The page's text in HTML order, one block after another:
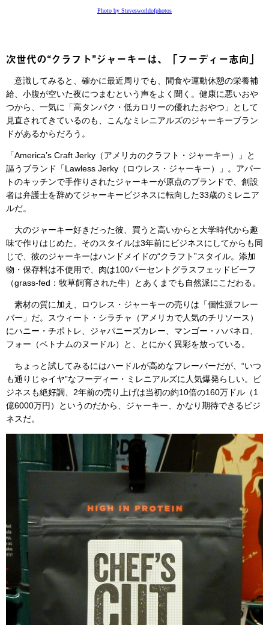
Photo by Stevesworldofphotos
次世代の“クラフト”ジャーキーは、「フーディー志向」
意識してみると、確かに最近周りでも、間食や運動休憩の栄養補
給、小腹が空いた夜につまむという声をよく聞く。健康に悪いおや
つから、一気に「高タンパク・低カロリーの優れたおやつ」として
見直されてきているのも、こんなミレニアルズのジャーキーブラン
ドがあるからだろう。
「America’s Craft Jerky（アメリカのクラフト・ジャーキー）」と
謳うブランド「Lawless Jerky（ロウレス・ジャーキー）」。アパー
トのキッチンで手作りされたジャーキーが原点のブランドで、創設
者は弁護士を辞めてジャーキービジネスに転向した33歳のミレニア
ルだ。
大のジャーキー好きだった彼、買うと高いからと大学時代から趣
味で作りはじめた。そのスタイルは3年前にビジネスにしてからも同
じで、彼のジャーキーはハンドメイドの“クラフト”スタイル。添加
物・保存料は不使用で、肉は100パーセントグラスフェッドビーフ
（grass-fed：牧草飼育された牛）とあくまでも自然派にこだわる。
素材の質に加え、ロウレス・ジャーキーの売りは「個性派フレー
バー」だ。スウィート・シラチャ（アメリカで人気のチリソース）
にハニー・チポトレ、ジャパニーズカレー、マンゴー・ハバネロ、
フォー（ベトナムのヌードル）と、とにかく異彩を放っている。
ちょっと試してみるにはハードルが高めなフレーバーだが、“いつ
も通りじゃイヤ”なフーディー・ミレニアルズに人気爆発らしい。ビ
ジネスも絶好調、2年前の売り上げは当初の約10倍の160万ドル（1
億6000万円）というのだから、ジャーキー、かなり期待できるビジ
ネスだ。